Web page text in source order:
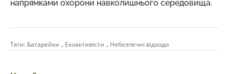
напрямками охорони навколишнього середовища.
Теги: Батарейки , Екоактивісти , Небезпечні відходи